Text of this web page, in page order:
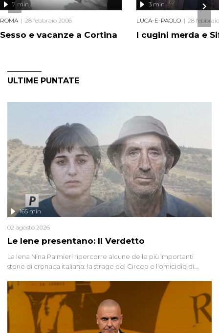
Sesso e vacanze a Cortina
7 min
ROMA 28 febbraio 2006
I cugini merda e
3 min
LUCA-E-PAOLO 28
ULTIME PUNTATE
Le Iene presentano: Il Verdetto
165 min
02 agosto 2026
La Iena Nina Palmieri ripercorre alcune delle più importanti
storie di cronaca italiana: la strage del Circeo e l'omicidio di